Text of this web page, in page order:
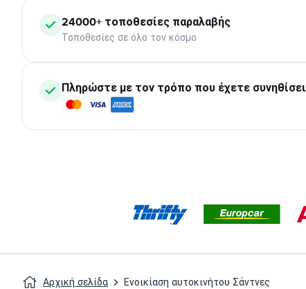
24000+ τοποθεσίες παραλαβής
Τοποθεσίες σε όλο τον κόσμο
Πληρώστε με τον τρόπο που έχετε συνηθίσει
Αρχική σελίδα Ενοικίαση αυτοκινήτου Σάντνες